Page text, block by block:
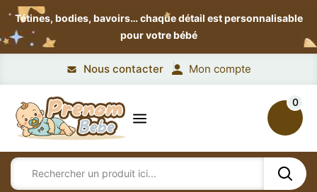
Tétines, bodies, bavoirs…chaque détail est personnalisable
pour votre bébé
Nous contacter Mon compte
0